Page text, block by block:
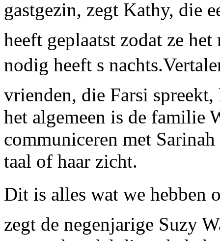
gastgezin, zegt Kathy, die
heeft geplaatst zodat ze
nodig heeft s
vrienden, die Farsi
het algemeen is de familie
communiceren met
taal of haar zicht.
Dit is alles wat we hebben
zegt de negenjarige Suzy